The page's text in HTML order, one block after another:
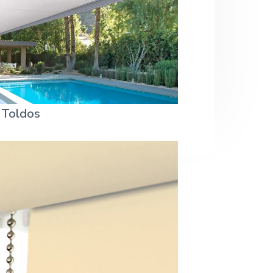
Toldos